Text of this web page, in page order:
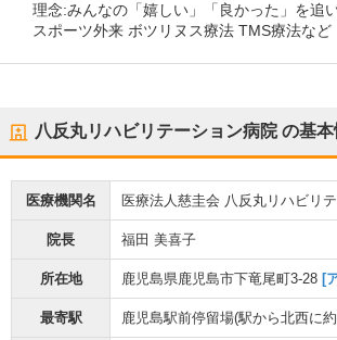
理念:みんなの「嬉しい」「良かった」を追
スポーツ外来 ボツリヌス療法 TMS療法など
八反丸リハビリテーション病院の基本
医療機関名 医療法人慈圭会 八反丸リハビリ
院長 福田 美喜子
所在地 鹿児島県鹿児島市下竜尾町3-28 [
最寄駅 鹿児島駅前停留場(駅から北西に